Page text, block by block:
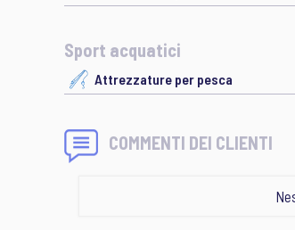
Sport acquatici
Attrezzature per pesca
COMMENTI DEI CLIENTI